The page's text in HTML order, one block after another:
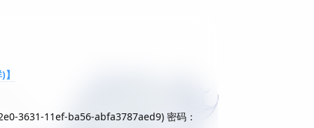
3631-11ef-ba56-abfa3787aed9) 密码：